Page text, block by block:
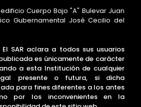
Cuerpo Bajo "A" Bulevar Juan
Gubernamental José Cecilio del
SAR aclara a todos sus usuarios
es únicamente de carácter
a esta Institución de cualquier
presente o futura, si dicha
para fines diferentes a los antes
por los inconvenientes en la